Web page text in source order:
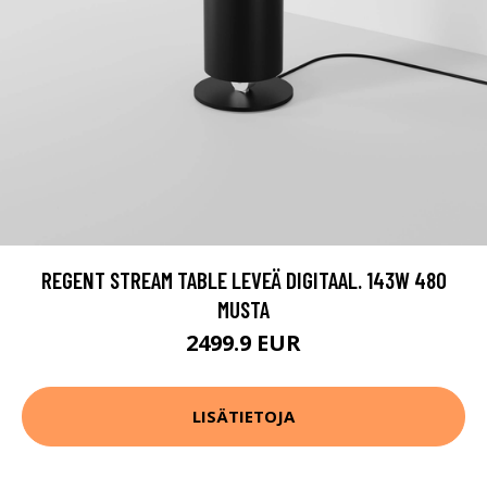
REGENT STREAM TABLE LEVEÄ DIGITAAL. 143W 480
MUSTA
2499.9 EUR
LISÄTIETOJA